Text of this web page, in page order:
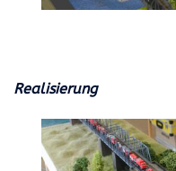
Realisierung